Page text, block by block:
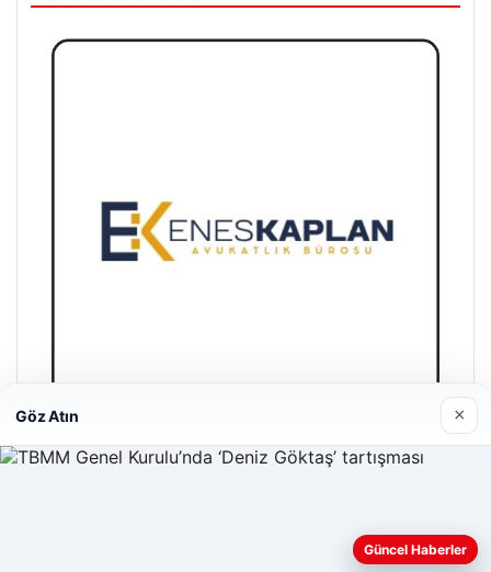
Enes Kaplan Avukatlık Bürosu
deneyiminizi kişiselleştirmek ve geliştirmek amacıyla çerezler
Göz Atın ×
Güncel Haberler